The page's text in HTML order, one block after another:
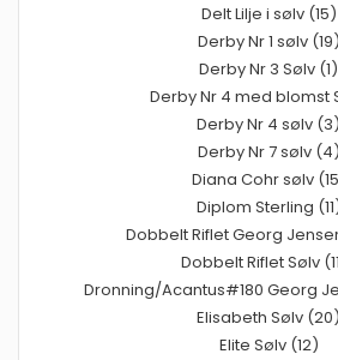
Delt Lilje i sølv (15)
Derby Nr 1 sølv (19)
Derby Nr 3 Sølv (1)
Derby Nr 4 med blomst
Derby Nr 4 sølv (3)
Derby Nr 7 sølv (4)
Diana Cohr sølv
Diplom Sterling
Dobbelt Riflet Georg
Dobbelt Riflet Sølv
Dronning/Acantus#180 Georg
Elisabeth Sølv (20)
Elite Sølv (12)